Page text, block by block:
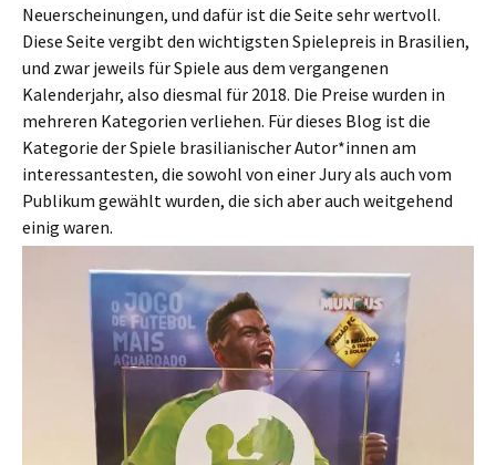
Neuerscheinungen, und dafür ist die Seite sehr wertvoll.
Diese Seite vergibt den wichtigsten Spielepreis in Brasilien,
und zwar jeweils für Spiele aus dem vergangenen
Kalenderjahr, also diesmal für 2018. Die Preise wurden in
mehreren Kategorien verliehen. Für dieses Blog ist die
Kategorie der Spiele brasilianischer Autor*innen am
interessantesten, die sowohl von einer Jury als auch vom
Publikum gewählt wurden, die sich aber auch weitgehend
einig waren.